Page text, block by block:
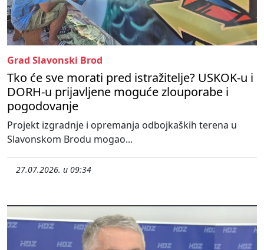
Grad Slavonski Brod
Tko će sve morati pred istražitelje? USKOK-u i
DORH-u prijavljene moguće zlouporabe i
pogodovanje
Projekt izgradnje i opremanja odbojkaških terena u
Slavonskom Brodu mogao...
27.07.2026. u 09:34